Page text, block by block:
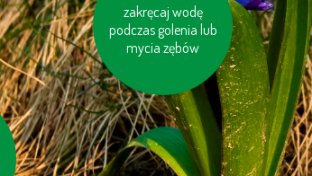
zakręcaj wodę
podczas golenia lub
mycia zębów
nie przegrzewaj
pomieszczeń